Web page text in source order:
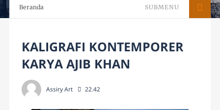
Beranda SUBMENU
KALIGRAFI KONTEMPORER
KARYA AJIB KHAN
Assiry Art 22.42